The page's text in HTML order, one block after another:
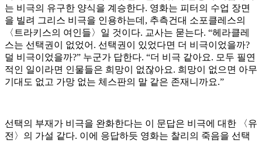
는 비극의 유구한 양식을 계승한다. 영화는 피터의 수업 장면
을 빌려 그리스 비극을 인용하는데, 추측건대 소포클레스의
〈트라키스의 여인들〉일 것이다. 교사는 묻는다. “헤라클레
스는 선택권이 없었어. 선택권이 있었다면 더 비극이었을까?
덜 비극이었을까?” 누군가 답한다. “더 비극 같아요. 모두 필연
적인 일이라면 인물들은 희망이 없잖아요. 희망이 없으면 아무
기대도 없고 가망 없는 체스판의 말 같은 존재니까요.”
선택의 부재가 비극을 완화한다는 이 문답은 비극에 대한 〈유
전〉의 가설 같다. 이에 응답하듯 영화는 찰리의 죽음을 선택